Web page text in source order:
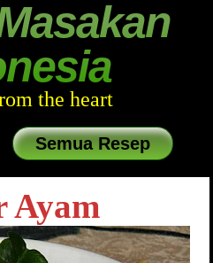
the heart
Semua Resep
Ayam